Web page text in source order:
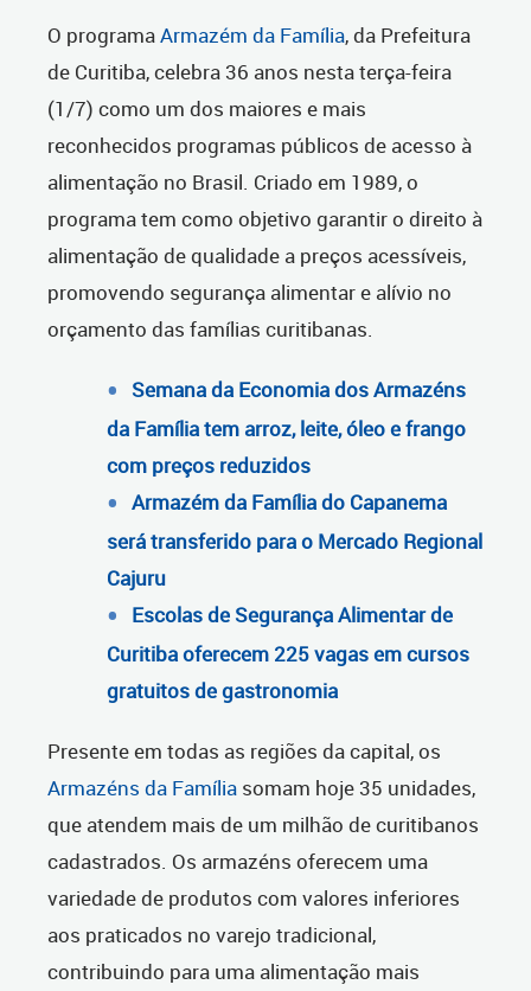
O programaArmazém da Família, da Prefeitura
de Curitiba, celebra 36 anos nesta terça-feira
(1/7) como um dos maiores e mais
reconhecidos programas públicos de acesso à
alimentação no Brasil. Criado em 1989, o
programa tem como objetivo garantir o direito à
alimentação de qualidade a preços acessíveis,
promovendo segurança alimentar e alívio no
orçamento das famílias curitibanas.
Semana da Economia dos Armazéns
da Família tem arroz, leite, óleo e frango
com preços reduzidos
Armazém da Família do Capanema
será transferido para o Mercado Regional
Cajuru
Escolas de Segurança Alimentar de
Curitiba oferecem 225 vagas em cursos
gratuitos de gastronomia
Presente em todas as regiões da capital, os
Armazéns da Família somam hoje 35 unidades,
que atendem mais de um milhão de curitibanos
cadastrados. Os armazéns oferecem uma
variedade de produtos com valores inferiores
aos praticados no varejo tradicional,
contribuindo para uma alimentação mais